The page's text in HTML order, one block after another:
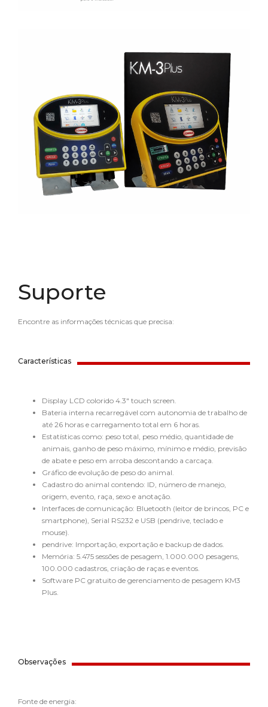
Suporte
Encontre as informações técnicas que precisa:
Características
Display LCD colorido 4.3″ touch screen.
Bateria interna recarregável com autonomia de trabalho de
até 26 horas e carregamento total em 6 horas.
Estatísticas como: peso total, peso médio, quantidade de
animais, ganho de peso máximo, mínimo e médio, previsão
de abate e peso em arroba descontando a carcaça.
Gráfico de evolução de peso do animal.
Cadastro do animal contendo: ID, número de manejo,
origem, evento, raça, sexo e anotação.
Interfaces de comunicação: Bluetooth (leitor de brincos, PC e
smartphone), Serial RS232 e USB (pendrive, teclado e
mouse).
pendrive: Importação, exportação e backup de dados.
Memória: 5.475 sessões de pesagem, 1.000.000 pesagens,
100.000 cadastros, criação de raças e eventos.
Software PC gratuito de gerenciamento de pesagem KM3
Plus.
Observações
Fonte de energia: